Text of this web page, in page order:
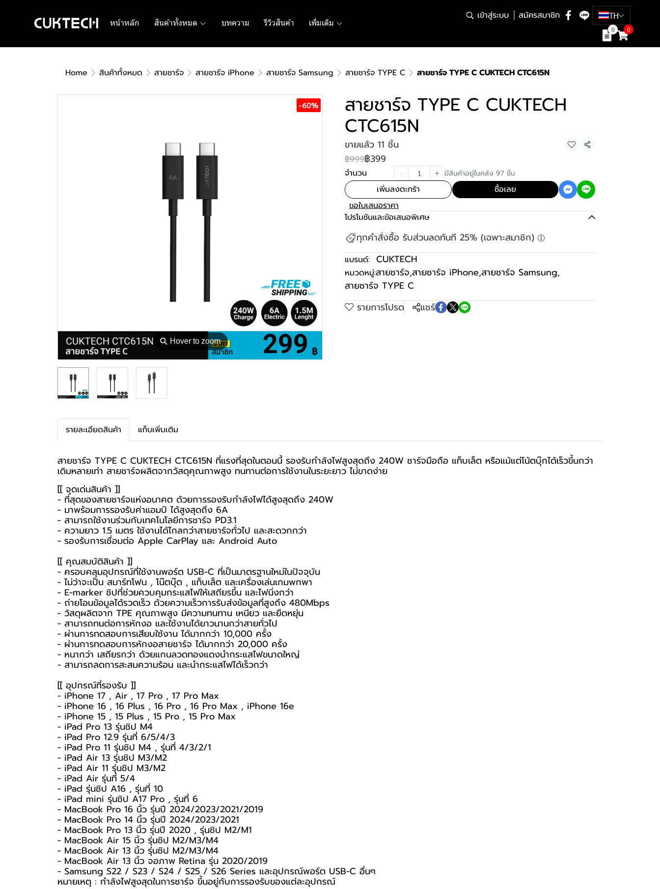
หน้าหลัก สินค้าทั้งหมด บทความ รีวิวสินค้า เพิ่มเติม
เข้าสู่ระบบ สมัครสมาชิก TH
0 0
Home สินค้าทั้งหมด สายชาร์จ สายชาร์จ iPhone สายชาร์จ Samsung สายชาร์จ TYPE C สายชาร์จ TYPE C CUKTECH CTC615N
⚲ Hover to zoom
-60% สายชาร์จ TYPE C CUKTECH
CTC615N
ขายแล้ว 11 ชิ้น
แชร์
฿999฿399
จำนวน มีสินค้าอยู่ในคลัง 97 ชิ้น
เพิ่มลงตะกร้า
ซื้อเลย
ขอใบเสนอราคา
โปรโมชันและข้อเสนอพิเศษ
ทุกคำสั่งซื้อ รับส่วนลดทันที 25% (เฉพาะสมาชิก)
แบรนด์: CUKTECH
หมวดหมู่:สายชาร์จ,สายชาร์จ iPhone,สายชาร์จ Samsung,
สายชาร์จ TYPE C
รายการโปรด
แชร์
รายละเอียดสินค้า แท็บเพิ่มเติม
สายชาร์จ TYPE C CUKTECH CTC615N ที่แรงที่สุดในตอนนี้ รองรับกำลังไฟสูงสุดถึง 240W ชาร์จมือถือ แท็บเล็ต หรือแม้แต่โน้ตบุ๊กได้เร็วขึ้นกว่า
เดิมหลายเท่า สายชาร์จผลิตจากวัสดุคุณภาพสูง ทนทานต่อการใช้งานในระยะยาว ไม่ขาดง่าย
[[ จุดเด่นสินค้า ]]
- ที่สุดของสายชาร์จแห่งอนาคต ด้วยการรองรับกำลังไฟได้สูงสุดถึง 240W
- มาพร้อมการรองรับค่าแอมป์ ได้สูงสุดถึง 6A
- สามารถใช้งานร่วมกับเทคโนโลยีการชาร์จ PD3.1
- ความยาว 1.5 เมตร ใช้งานได้ไกลกว่าสายชาร์จทั่วไป และสะดวกกว่า
- รองรับการเชื่อมต่อ Apple CarPlay และ Android Auto
[[ คุณสมบัติสินค้า ]]
- ครอบคลุมอุปกรณ์ที่ใช้งานพอร์ต USB-C ที่เป็นมาตรฐานใหม่ในปัจจุบัน
- ไม่ว่าจะเป็น สมาร์ทโฟน , โน๊ตบุ๊ต , แท็บเล็ต และเครื่องเล่นเกมพกพา
- E-marker ชิปที่ช่วยควบคุมกระแสไฟให้เสถียรขึ้น และไฟนิ่งกว่า
- ถ่ายโอนข้อมูลได้รวดเร็ว ด้วยความเร็วการรับส่งข้อมูลที่สูงถึง 480Mbps
- วัสดุผลิตจาก TPE คุณภาพสูง มีความทนทาน เหนียว และยืดหยุ่น
- สามารถทนต่อการหักงอ และใช้งานได้ยาวนานกว่าสายทั่วไป
- ผ่านการทดสอบการเสียบใช้งาน ได้มากกว่า 10,000 ครั้ง
- ผ่านการทดสอบการหักงอสายชาร์จ ได้มากกว่า 20,000 ครั้ง
- หนากว่า เสถียรกว่า ด้วยแกนลวดทองแดงนำกระแสไฟขนาดใหญ่
- สามารถลดการสะสมความร้อน และนำกระแสไฟได้เร็วกว่า
[[ อุปกรณ์ที่รองรับ ]]
- iPhone 17 , Air , 17 Pro , 17 Pro Max
- iPhone 16 , 16 Plus , 16 Pro , 16 Pro Max , iPhone 16e
- iPhone 15 , 15 Plus , 15 Pro , 15 Pro Max
- iPad Pro 13 รุ่นชิป M4
- iPad Pro 12.9 รุ่นที่ 6/5/4/3
- iPad Pro 11 รุ่นชิป M4 , รุ่นที่ 4/3/2/1
- iPad Air 13 รุ่นชิป M3/M2
- iPad Air 11 รุ่นชิป M3/M2
- iPad Air รุ่นที่ 5/4
- iPad รุ่นชิป A16 , รุ่นที่ 10
- iPad mini รุ่นชิป A17 Pro , รุ่นที่ 6
- MacBook Pro 16 นิ้ว รุ่นปี 2024/2023/2021/2019
- MacBook Pro 14 นิ้ว รุ่นปี 2024/2023/2021
- MacBook Pro 13 นิ้ว รุ่นปี 2020 , รุ่นชิป M2/M1
- MacBook Air 15 นิ้ว รุ่นชิป M2/M3/M4
- MacBook Air 13 นิ้ว รุ่นชิป M2/M3/M4
- MacBook Air 13 นิ้ว จอภาพ Retina รุ่น 2020/2019
- Samsung S22 / S23 / S24 / S25 / S26 Series และอุปกรณ์พอร์ต USB-C อื่นๆ
หมายเหตุ : กำลังไฟสูงสุดในการชาร์จ ขึ้นอยู่กับการรองรับของแต่ละอุปกรณ์